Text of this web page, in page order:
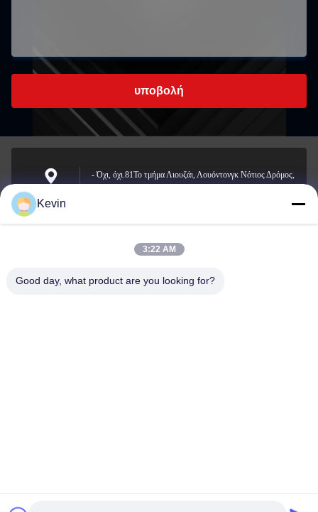
υποβολή
Διεύθυνση
- Όχι, όχι.81Το τμήμα Λιουζάι, Λουόντονγκ Νότιος Δρόμος,
Ηλεκτρονικό
ταχυδρομείο
Kevin
3:22 AM
Good day, what product are you looking for?